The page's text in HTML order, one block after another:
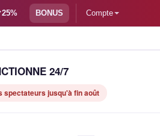
25% BONUS Compte
24/7
jusqu'à fin août